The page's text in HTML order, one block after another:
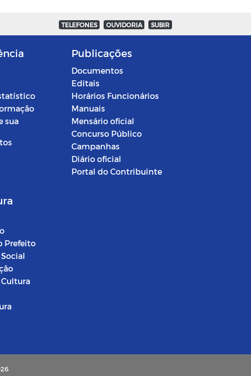
foram
divulgadas
TELEFONES OUVIDORIA SUBIR
sua
Publicações
Documentos
Editais
Horários Funcionários
Manuais
Mensário oficial
Concurso Público
Campanhas
Diário oficial
Portal do Contribuinte
Prefeito